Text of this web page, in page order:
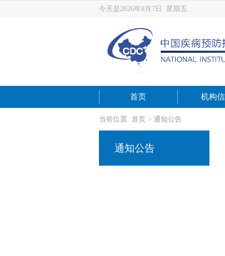
今天是2026年8月7日 星期五
首页 机构
当前位置: 首页 > 通知公告
通知公告